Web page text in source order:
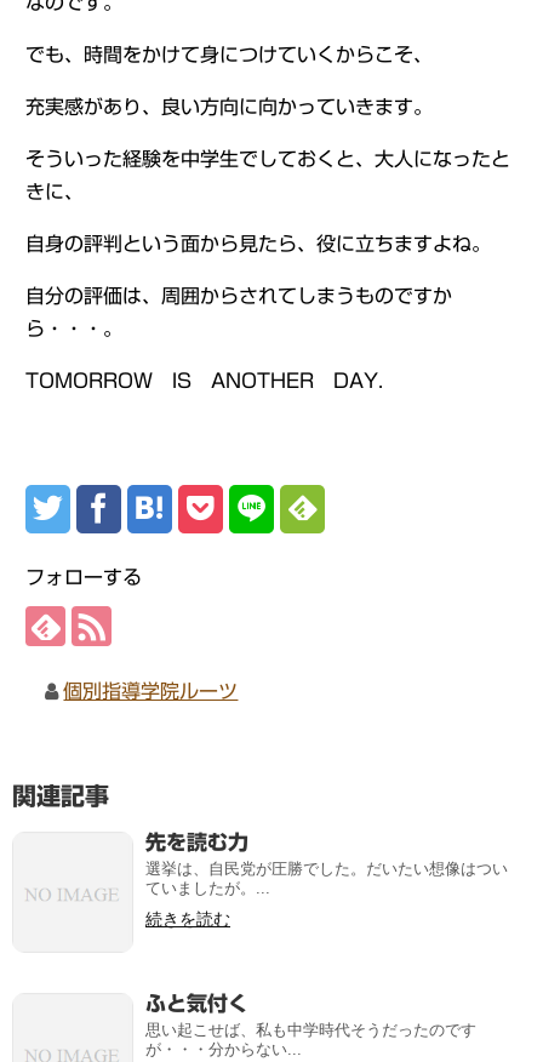
でも、時間をかけて身につけていくからこそ、
充実感があり、良い方向に向かっていきます。
そういった経験を中学生でしておくと、大人になったと
きに、
自身の評判という面から見たら、役に立ちますよね。
自分の評価は、周囲からされてしまうものですか
ら・・・。
TOMORROW IS ANOTHER DAY.
フォローする
個別指導学院ルーツ
関連記事
先を読む力
選挙は、自民党が圧勝でした。だいたい想像はつい
ていましたが。...
続きを読む
ふと気付く
思い起こせば、私も中学時代そうだったのです
が・・・分からない...